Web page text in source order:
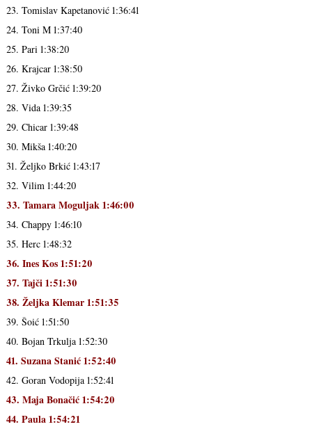
23. Tomislav Kapetanović 1:36:41
24. Toni M 1:37:40
25. Pari 1:38:20
26. Krajcar 1:38:50
27. Živko Grčić 1:39:20
28. Vida 1:39:35
29. Chicar 1:39:48
30. Mikša 1:40:20
31. Željko Brkić 1:43:17
32. Vilim 1:44:20
33. Tamara Moguljak 1:46:00
34. Chappy 1:46:10
35. Herc 1:48:32
36. Ines Kos 1:51:20
37. Tajči 1:51:30
38. Željka Klemar 1:51:35
39. Šoić 1:51:50
40. Bojan Trkulja 1:52:30
41. Suzana Stanić 1:52:40
42. Goran Vodopija 1:52:41
43. Maja Bonačić 1:54:20
44. Paula 1:54:21